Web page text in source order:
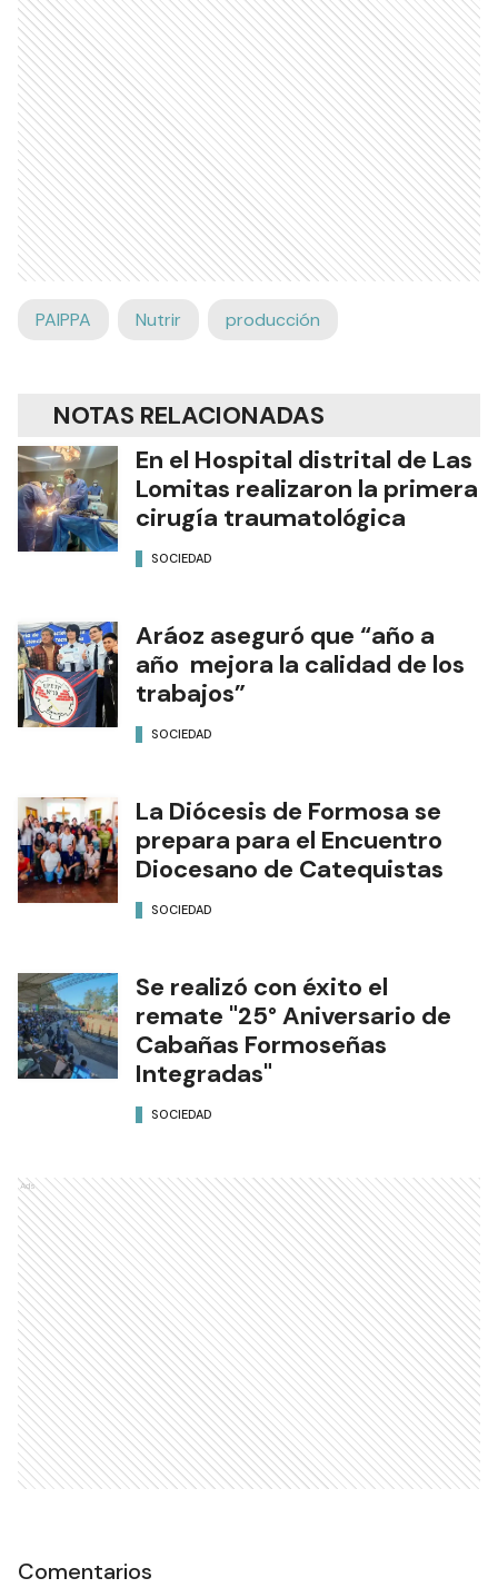
PAIPPA Nutrir producción
NOTAS RELACIONADAS
En el Hospital distrital de Las
Lomitas realizaron la primera
cirugía traumatológica
SOCIEDAD
Aráoz aseguró que “año a
año mejora la calidad de los
trabajos”
SOCIEDAD
La Diócesis de Formosa se
prepara para el Encuentro
Diocesano de Catequistas
SOCIEDAD
Se realizó con éxito el
remate "25° Aniversario de
Cabañas Formoseñas
Integradas"
SOCIEDAD
Ads
Comentarios